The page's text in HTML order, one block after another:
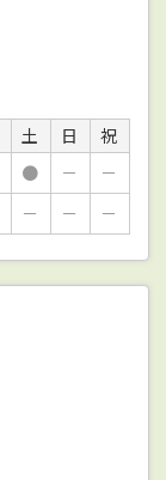
土 日
祝
● －
－
－ － －